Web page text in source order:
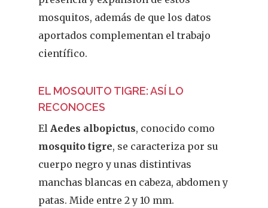
mosquitos, además de que los datos
aportados complementan el trabajo
científico.
EL MOSQUITO TIGRE: ASÍ LO
RECONOCES
ElAedes albopictus, conocido como
mosquito tigre, se caracteriza por su
cuerpo negro y unas distintivas
manchas blancas en cabeza, abdomen y
patas. Mide entre 2 y 10 mm.